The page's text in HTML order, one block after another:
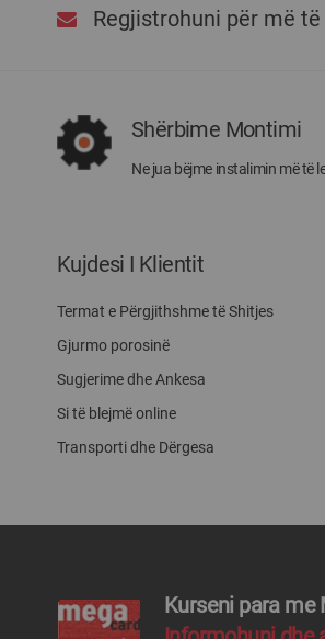
Regjistrohuni për më
Shërbime Montimi
Ne jua bëjme instalimin më të
Kujdesi I Klientit
Termat e Përgjithshme të Shitjes
Gjurmo porosinë
Sugjerime dhe Ankesa
Si të blejmë online
Transporti dhe Dërgesa
Kurseni para me